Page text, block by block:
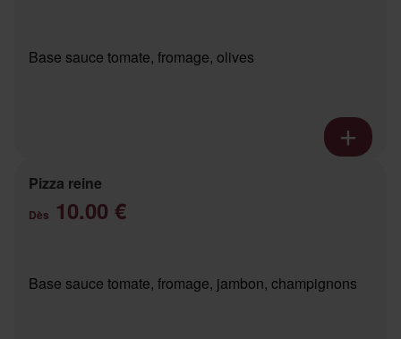
Base sauce tomate, fromage, olives
Pizza reine
Dès 10.00 €
Base sauce tomate, fromage, jambon, champignons